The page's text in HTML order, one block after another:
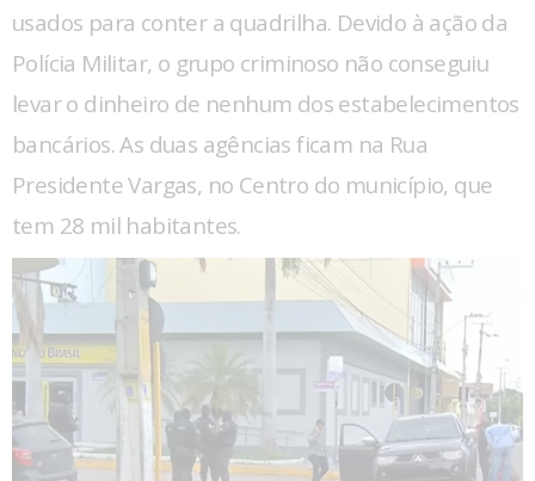
usados para conter a quadrilha. Devido à ação da
Polícia Militar, o grupo criminoso não conseguiu
levar o dinheiro de nenhum dos estabelecimentos
bancários. As duas agências ficam na Rua
Presidente Vargas, no Centro do município, que
tem 28 mil habitantes.